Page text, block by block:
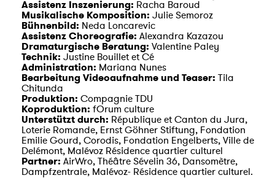
Assistenz Inszenierung: Racha Baroud
Musikalische Komposition: Julie Semoroz
Bühnenbild: Neda Loncarevic
Assistenz Choreografie: Alexandra Kazazou
Dramaturgische Beratung: Valentine Paley
Technik: Justine Bouillet et Cé
Administration: Mariana Nunes
Bearbeitung Videoaufnahme und Teaser: Tila
Chitunda
Produktion: Compagnie TDU
Koproduktion: fOrum culture
Unterstützt durch: République et Canton du Jura,
Loterie Romande, Ernst Göhner Stiftung, Fondation
Emilie Gourd, Corodis, Fondation Engelberts, Ville de
Delémont, Malévoz Résidence quartier culturel
Partner: AirWro, Théâtre Sévelin 36, Dansomètre,
Dampfzentrale, Malévoz- Résidence quartier culturel.